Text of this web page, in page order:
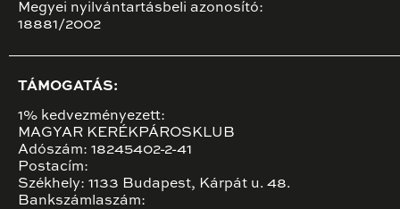
Megyei nyilvántartásbeli azonosító:
18881/2002
TÁMOGATÁS:
1% kedvezményezett:
MAGYAR KERÉKPÁROSKLUB
Adószám: 18245402-2-41
Postacím:
Székhely: 1133 Budapest, Kárpát u. 48.
Bankszámlaszám: